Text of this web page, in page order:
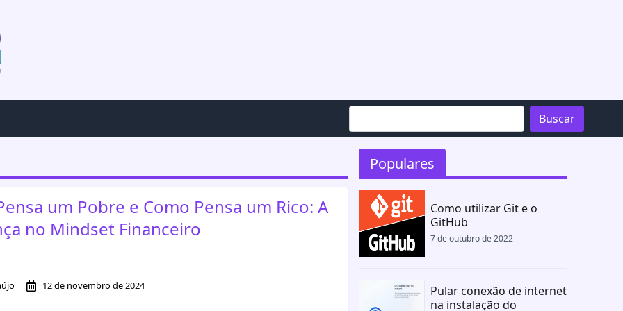
Buscar
um Pobre e Como Pensa um Rico: A
no Mindset Financeiro
12 de novembro de 2024
Populares
Como utilizar Git e o
GitHub
7 de outubro de 2022
Pular conexão de internet
na instalação do